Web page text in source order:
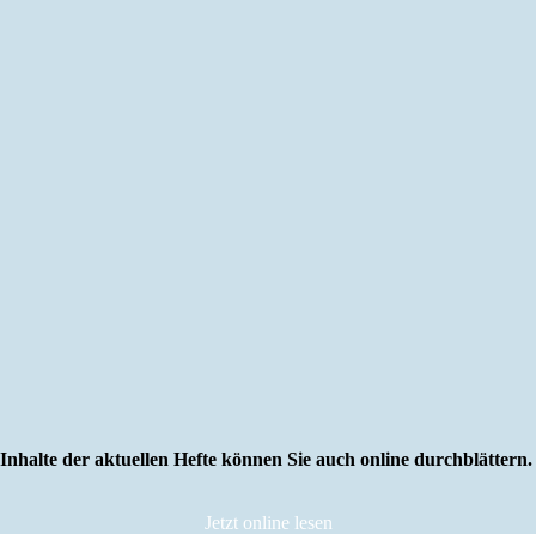
Inhalte der aktuellen Hefte können Sie auch online durchblättern.
Jetzt online lesen